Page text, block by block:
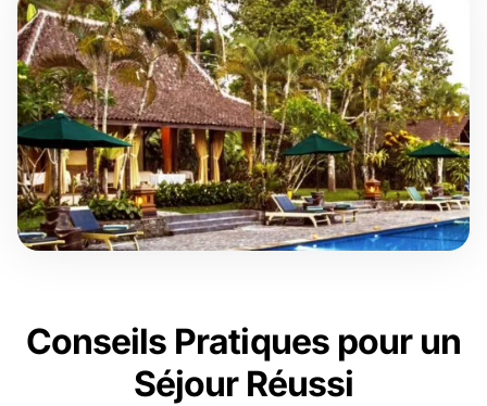
Conseils Pratiques pour un
Séjour Réussi